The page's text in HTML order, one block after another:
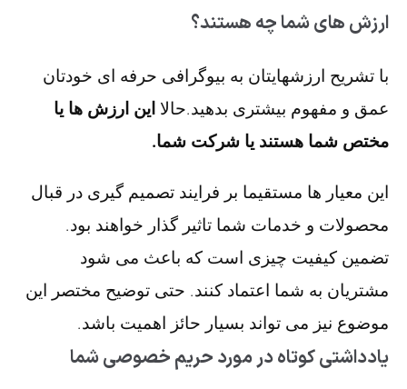
ارزش های شما چه هستند؟
با تشریح ارزشهایتان به بیوگرافی حرفه ای خودتان
عمق و مفهوم بیشتری بدهید.حالا این ارزش ها یا
مختص شما هستند یا شرکت شما.
این معیار ها مستقیما بر فرایند تصمیم گیری در قبال
محصولات و خدمات شما تاثیر گذار خواهند بود.
تضمین کیفیت چیزی است که باعث می شود
مشتریان به شما اعتماد کنند. حتی توضیح مختصر این
موضوع نیز می تواند بسیار حائز اهمیت باشد.
یادداشتی کوتاه در مورد حریم خصوصی شما